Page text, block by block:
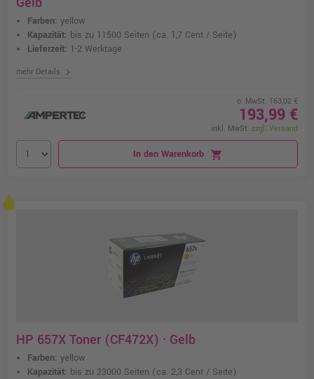
Farben: yellow
Kapazität: bis zu 11500 Seiten (ca. 1,7 Cent / Seite)
Lieferzeit: 1-2 Werktage
mehr Details chevron_right
o. MwSt. 163,02 €
193,99 €
inkl. MwSt. zzgl. Versand
In den Warenkorb shopping_cart
HP 657X Toner (CF472X) · Gelb
Farben: yellow
Kapazität: bis zu 23000 Seiten (ca. 2,3 Cent / Seite)